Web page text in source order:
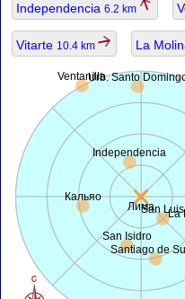
Independencia 6.2 km
Vitarte 10.4 km La
Лима
Кальяо
Santiago de
San Isidro
San Luis
Urb. Santo
Independencia
Ventanilla
La